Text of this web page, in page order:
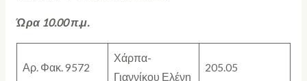
Ώρα 10.00 π.μ.
Αρ. Φακ. 9572
Χάρπα-
Γιαννίκου Ελένη
205.05